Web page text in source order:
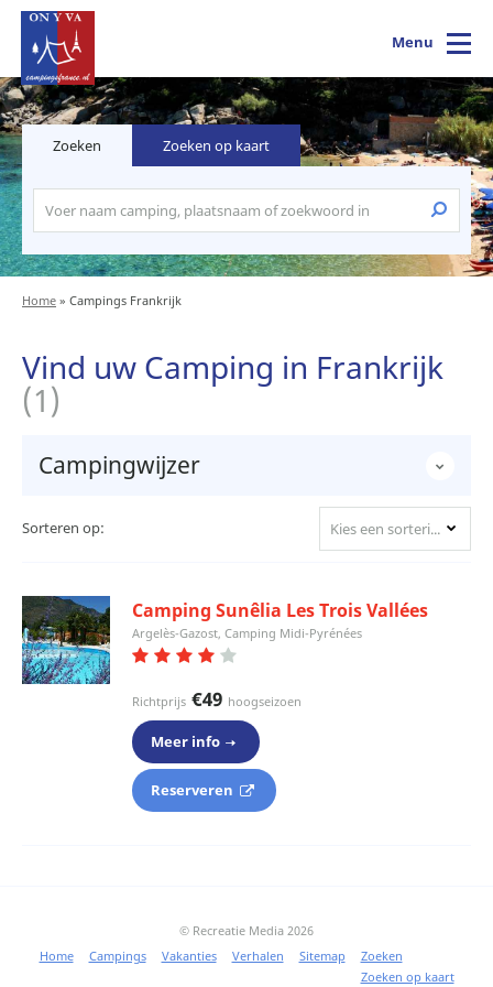
Menu
Zoeken Zoeken op kaart
Home » Campings Frankrijk
Vind uw Camping in Frankrijk
(1)
Campingwijzer
Sorteren op: Kies een sortering
Camping Sunêlia Les Trois Vallées
Argelès-Gazost, Camping Midi-Pyrénées
Richtprijs €49 hoogseizoen
Meer info
Reserveren
© Recreatie Media 2026
Home
Campings Vakanties Verhalen Sitemap
Zoeken
Zoeken op kaart